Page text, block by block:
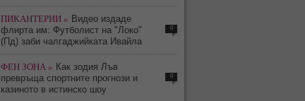
ПИКАНТЕРИИ » Видео издаде
флирта им: Футболист на "Локо"
(Пд) заби чалгаджийката Ивайла
0
ФЕН ЗОНА » Как зодия Лъв
превръща спортните прогнози и
казиното в истинско шоу
0